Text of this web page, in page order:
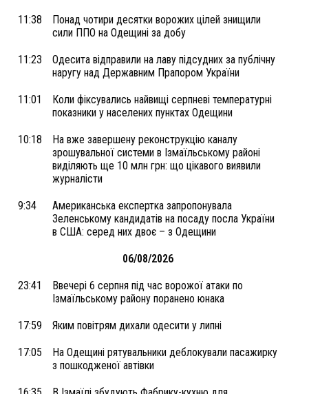
11:38
Понад чотири десятки ворожих цілей знищили
сили ППО на Одещині за добу
11:23
Одесита відправили на лаву підсудних за публічну
наругу над Державним Прапором України
11:01
Коли фіксувались найвищі серпневі температурні
показники у населених пунктах Одещини
10:18
На вже завершену реконструкцію каналу
зрошувальної системи в Ізмаїльському районі
виділяють ще 10 млн грн: що цікавого виявили
журналісти
9:34
Американська експертка запропонувала
Зеленському кандидатів на посаду посла України
в США: серед них двоє – з Одещини
06/08/2026
23:41
Ввечері 6 серпня під час ворожої атаки по
Ізмаїльському району поранено юнака
17:59 Яким повітрям дихали одесити у липні
17:05
На Одещині рятувальники деблокували пасажирку
з пошкодженої автівки